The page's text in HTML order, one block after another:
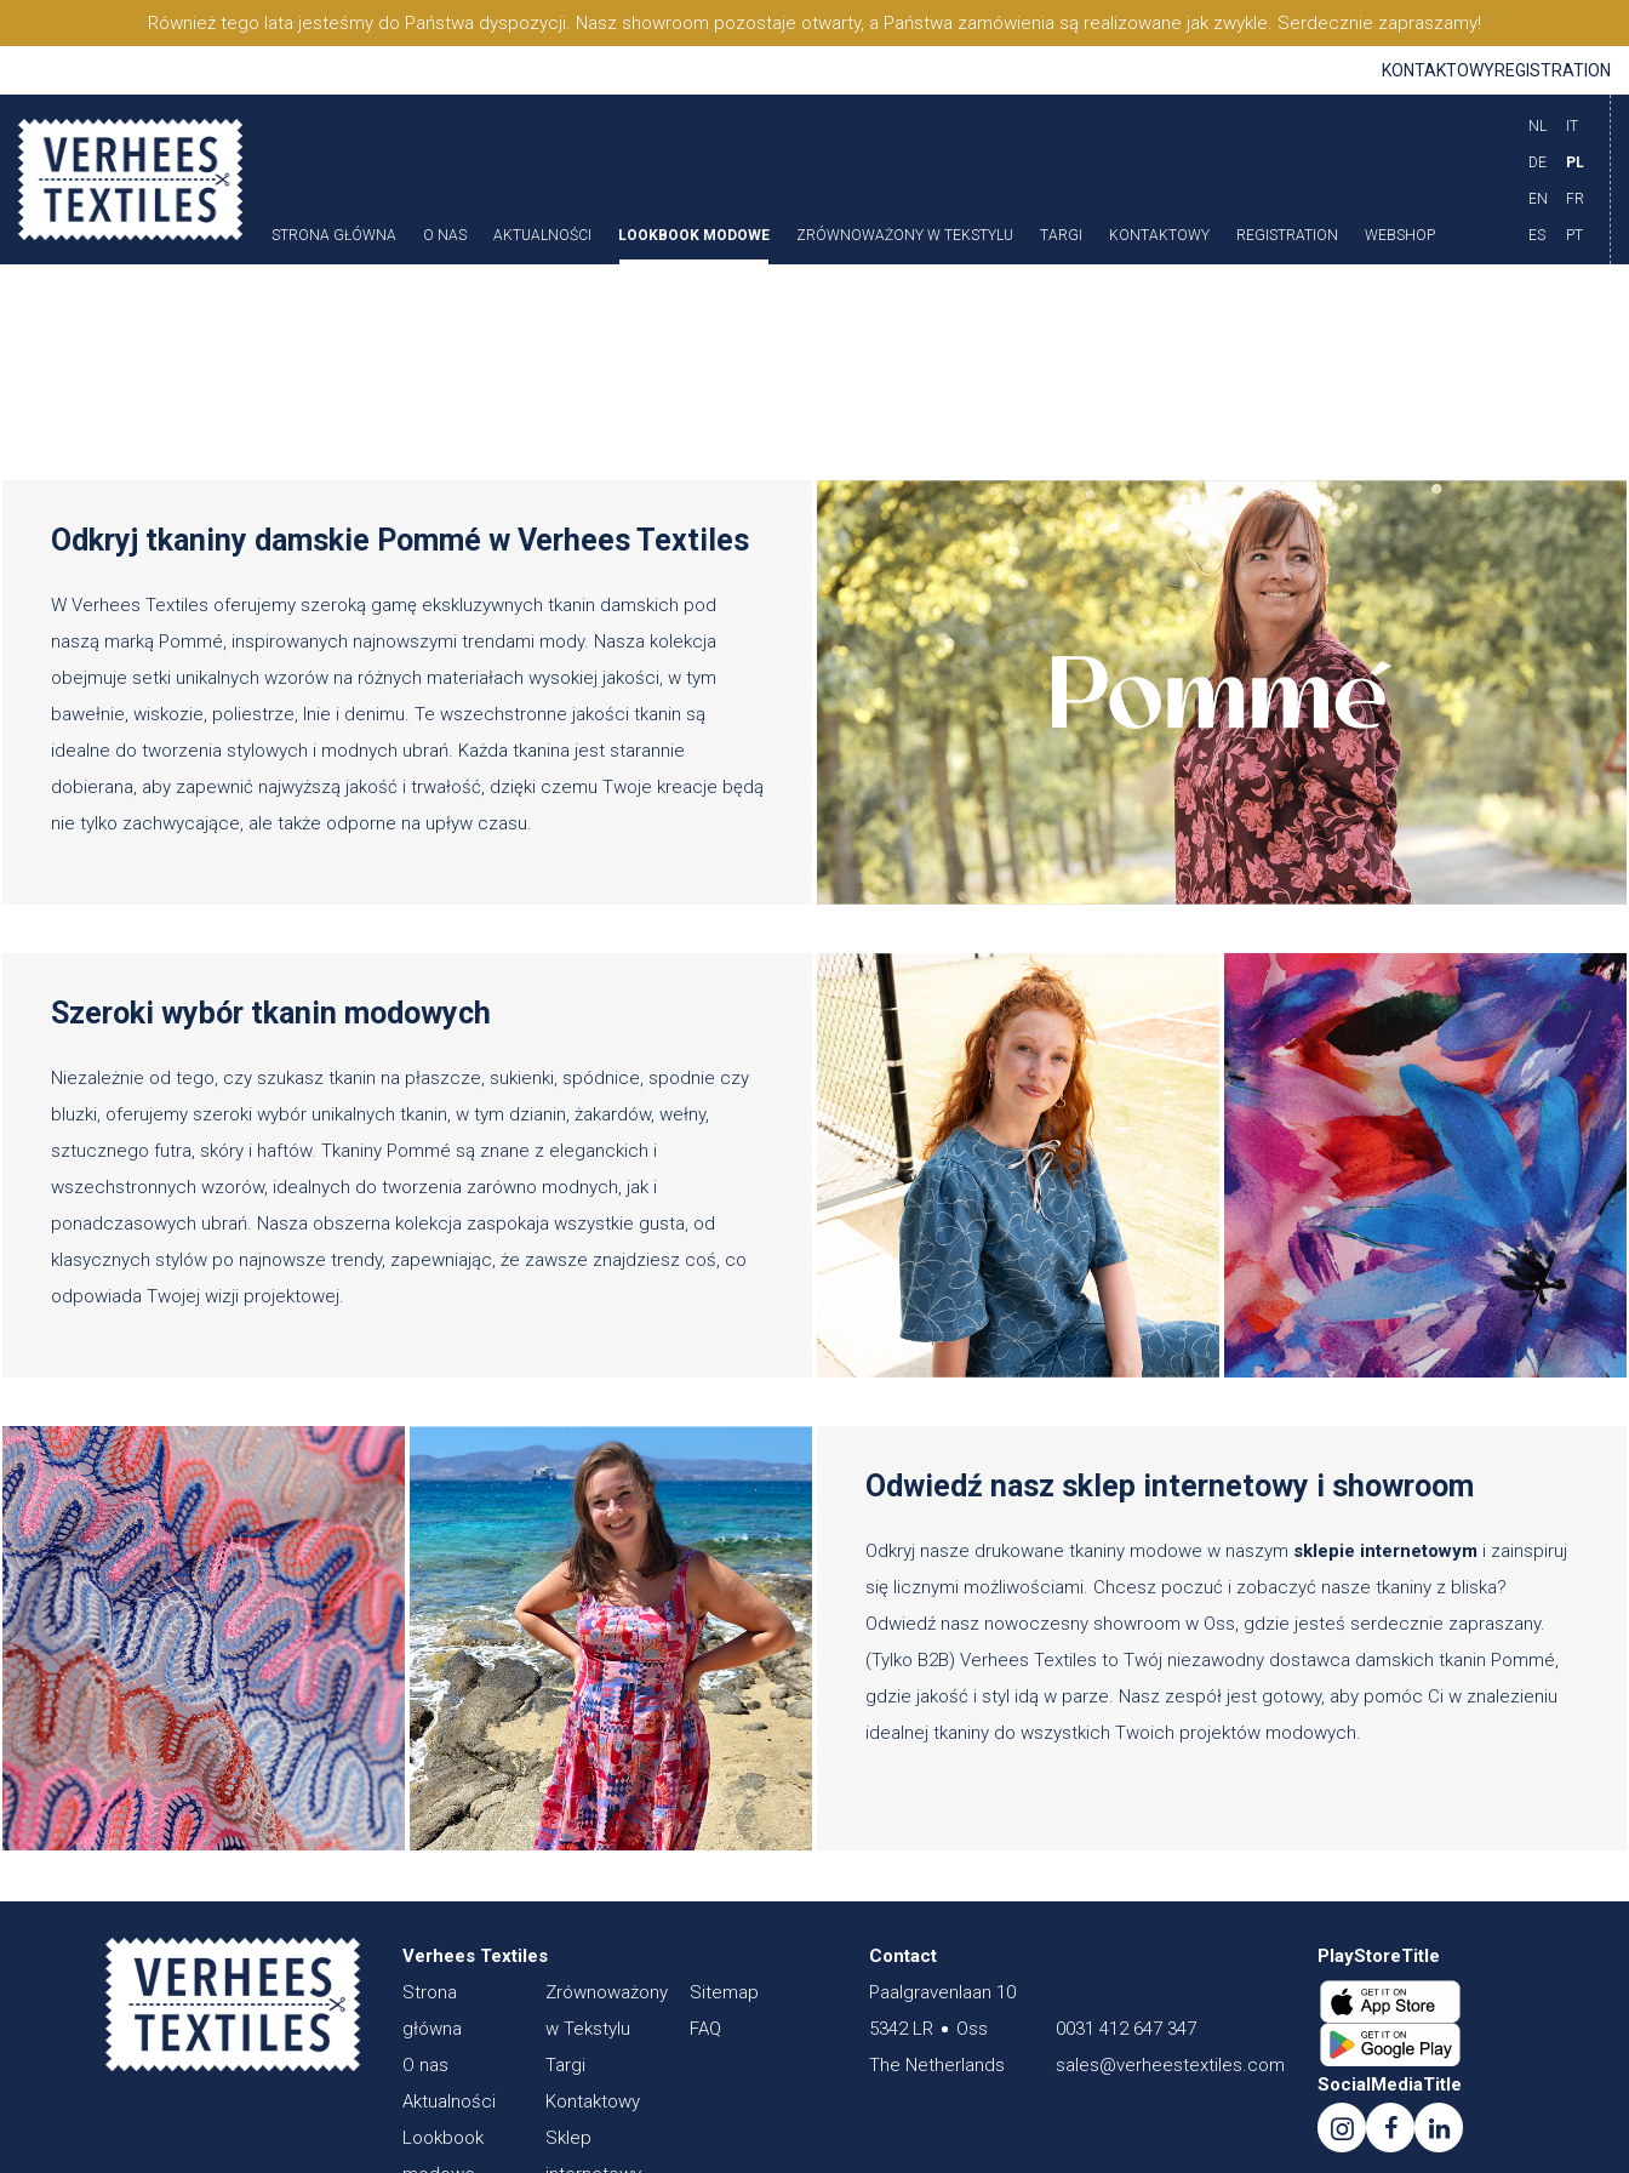
Również tego lata jesteśmy do Państwa dyspozycji. Nasz showroom pozostaje otwarty, a Państwa zamówienia są realizowane jak zwykle. Serdecznie zapraszamy!
KONTAKTOWYREGISTRATION
STRONA GŁÓWNA O NAS AKTUALNOŚCI LOOKBOOK MODOWE ZRÓWNOWAŻONY W TEKSTYLU TARGI KONTAKTOWY REGISTRATION WEBSHOP
NL
DE
EN
ES
IT
PL
FR
PT
Odkryj tkaniny damskie Pommé w Verhees Textiles
W Verhees Textiles oferujemy szeroką gamę ekskluzywnych tkanin damskich pod
naszą marką Pommé, inspirowanych najnowszymi trendami mody. Nasza kolekcja
obejmuje setki unikalnych wzorów na różnych materiałach wysokiej jakości, w tym
bawełnie, wiskozie, poliestrze, lnie i denimu. Te wszechstronne jakości tkanin są
idealne do tworzenia stylowych i modnych ubrań. Każda tkanina jest starannie
dobierana, aby zapewnić najwyższą jakość i trwałość, dzięki czemu Twoje kreacje będą
nie tylko zachwycające, ale także odporne na upływ czasu.
Szeroki wybór tkanin modowych
Niezależnie od tego, czy szukasz tkanin na płaszcze, sukienki, spódnice, spodnie czy
bluzki, oferujemy szeroki wybór unikalnych tkanin, w tym dzianin, żakardów, wełny,
sztucznego futra, skóry i haftów. Tkaniny Pommé są znane z eleganckich i
wszechstronnych wzorów, idealnych do tworzenia zarówno modnych, jak i
ponadczasowych ubrań. Nasza obszerna kolekcja zaspokaja wszystkie gusta, od
klasycznych stylów po najnowsze trendy, zapewniając, że zawsze znajdziesz coś, co
odpowiada Twojej wizji projektowej.
Odwiedź nasz sklep internetowy i showroom
Odkryj nasze drukowane tkaniny modowe w naszym sklepie internetowym i zainspiruj
się licznymi możliwościami. Chcesz poczuć i zobaczyć nasze tkaniny z bliska?
Odwiedź nasz nowoczesny showroom w Oss, gdzie jesteś serdecznie zapraszany.
(Tylko B2B) Verhees Textiles to Twój niezawodny dostawca damskich tkanin Pommé,
gdzie jakość i styl idą w parze. Nasz zespół jest gotowy, aby pomóc Ci w znalezieniu
idealnej tkaniny do wszystkich Twoich projektów modowych.
Verhees Textiles
Strona
główna
O nas
Aktualności
Lookbook
Zrównoważony
w Tekstylu
Targi
Kontaktowy
Sklep
Sitemap
FAQ
Contact
Paalgravenlaan 10
5342 LR
Oss
The Netherlands
0031 412 647 347
sales@verheestextiles.com
PlayStoreTitle
SocialMediaTitle